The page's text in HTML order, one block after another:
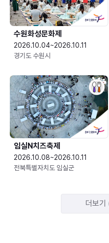
수원화성문화제
2026.10.04~2026.10.11
경기도 수원시
임실N치즈축제
2026.10.08~2026.10.11
전북특별자치도 임실군
더보